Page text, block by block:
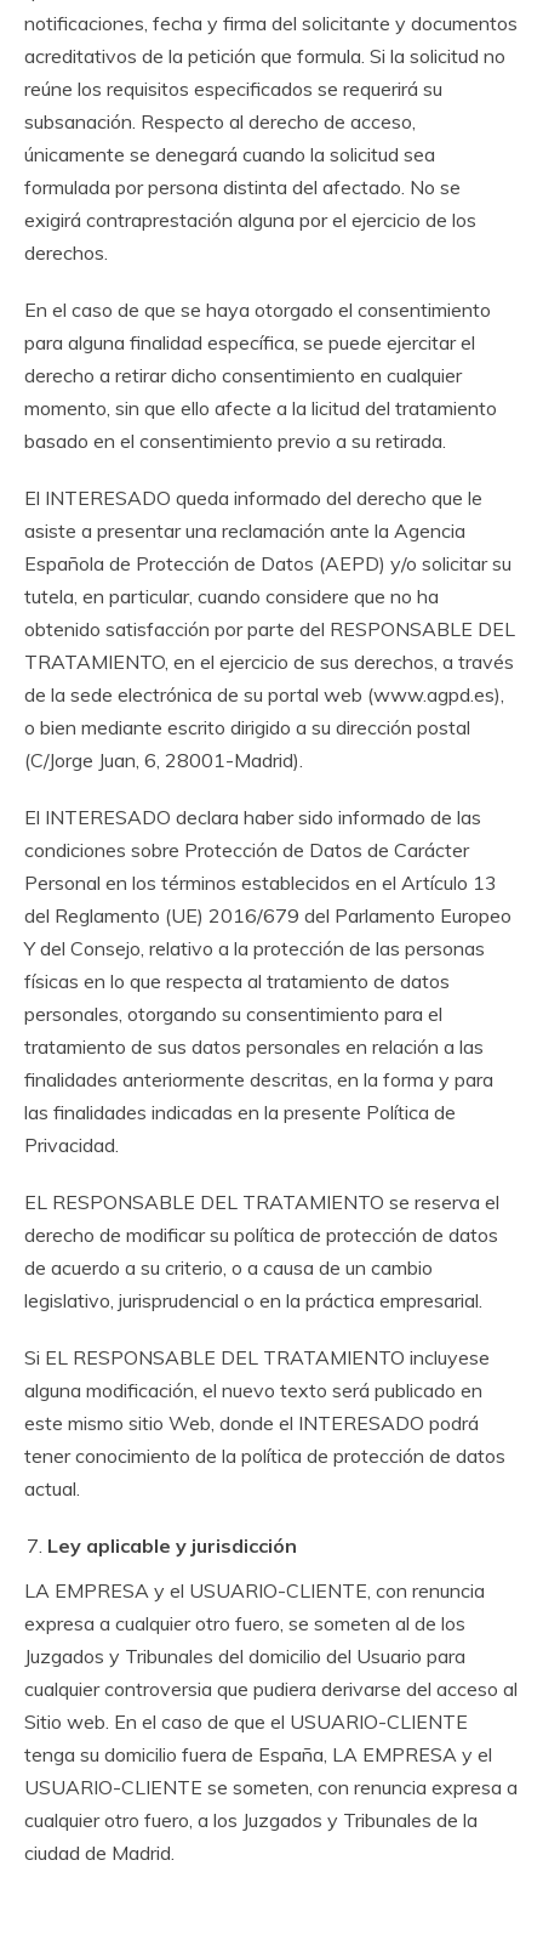
notificaciones, fecha y firma del solicitante y documentos
acreditativos de la petición que formula. Si la solicitud no
reúne los requisitos especificados se requerirá su
subsanación. Respecto al derecho de acceso,
únicamente se denegará cuando la solicitud sea
formulada por persona distinta del afectado. No se
exigirá contraprestación alguna por el ejercicio de los
derechos.
En el caso de que se haya otorgado el consentimiento
para alguna finalidad específica, se puede ejercitar el
derecho a retirar dicho consentimiento en cualquier
momento, sin que ello afecte a la licitud del tratamiento
basado en el consentimiento previo a su retirada.
El INTERESADO queda informado del derecho que le
asiste a presentar una reclamación ante la Agencia
Española de Protección de Datos (AEPD) y/o solicitar su
tutela, en particular, cuando considere que no ha
obtenido satisfacción por parte del RESPONSABLE DEL
TRATAMIENTO, en el ejercicio de sus derechos, a través
de la sede electrónica de su portal web (www.agpd.es),
o bien mediante escrito dirigido a su dirección postal
(C/Jorge Juan, 6, 28001-Madrid).
El INTERESADO declara haber sido informado de las
condiciones sobre Protección de Datos de Carácter
Personal en los términos establecidos en el Artículo 13
del Reglamento (UE) 2016/679 del Parlamento Europeo
Y del Consejo, relativo a la protección de las personas
físicas en lo que respecta al tratamiento de datos
personales, otorgando su consentimiento para el
tratamiento de sus datos personales en relación a las
finalidades anteriormente descritas, en la forma y para
las finalidades indicadas en la presente Política de
Privacidad.
EL RESPONSABLE DEL TRATAMIENTO se reserva el
derecho de modificar su política de protección de datos
de acuerdo a su criterio, o a causa de un cambio
legislativo, jurisprudencial o en la práctica empresarial.
Si EL RESPONSABLE DEL TRATAMIENTO incluyese
alguna modificación, el nuevo texto será publicado en
este mismo sitio Web, donde el INTERESADO podrá
tener conocimiento de la política de protección de datos
actual.
Ley aplicable y jurisdicción
LA EMPRESA y el USUARIO-CLIENTE, con renuncia
expresa a cualquier otro fuero, se someten al de los
Juzgados y Tribunales del domicilio del Usuario para
cualquier controversia que pudiera derivarse del acceso al
Sitio web. En el caso de que el USUARIO-CLIENTE
tenga su domicilio fuera de España, LA EMPRESA y el
USUARIO-CLIENTE se someten, con renuncia expresa a
cualquier otro fuero, a los Juzgados y Tribunales de la
ciudad de Madrid.